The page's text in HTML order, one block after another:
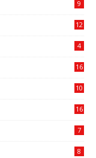
9
12
4
16
10
16
7
8